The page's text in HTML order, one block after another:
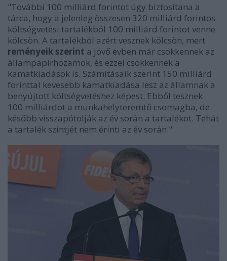
"További 100 milliárd forintot úgy biztosítana a
tárca, hogy a jelenleg összesen 320 milliárd forintos
költségvetési tartalékból 100 milliárd forintot venne
kölcsön. A tartalékból azért vesznek kölcsön, mert
reményeik szerint a jövő évben már csökkennek az
állampapírhozamok, és ezzel csökkennek a
kamatkiadások is. Számításaik szerint 150 milliárd
forinttal kevesebb kamatkiadása lesz az államnak a
benyújtott költségvetéshez képest. Ebből tesznek
100 milliárdot a munkahelyteremtő csomagba, de
később visszapótolják az év során a tartalékot. Tehát
a tartalék szintjét nem érinti az év során."